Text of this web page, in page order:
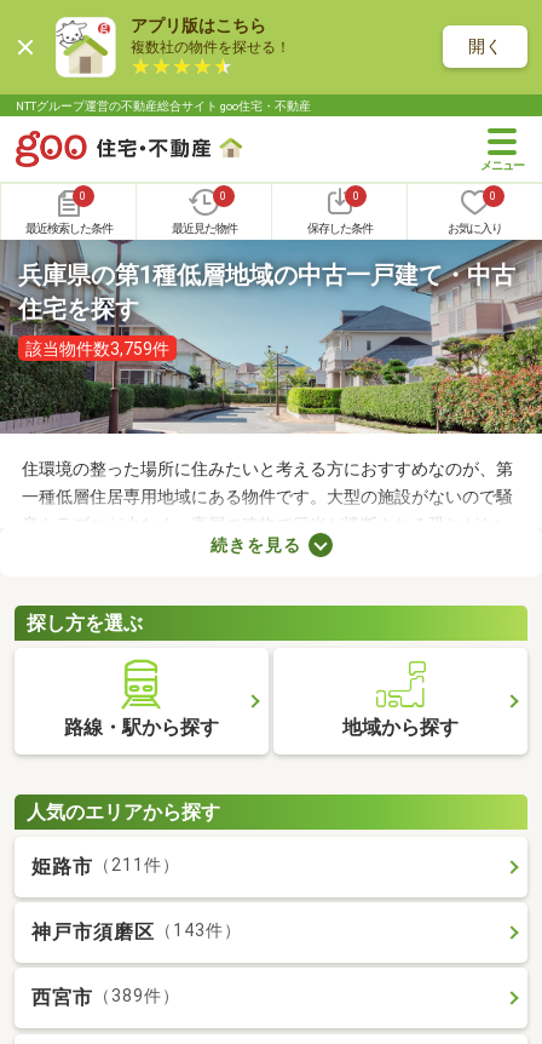
アプリ版はこちら
複数社の物件を探せる！ 開く
NTTグループ運営の不動産総合サイト goo住宅・不動産
0
最近検索した条件
0
最近見た物件
0
保存した条件
0
お気に入り
兵庫県の第1種低層地域の中古一戸建て・中古
住宅を探す
該当物件数3,759件
住環境の整った場所に住みたいと考える方におすすめなのが、第
一種低層住居専用地域にある物件です。大型の施設がないので騒
音トラブルが少なく、高層の建物で日光が遮断される恐れがない
ことから、住環境に優れたエリアです。住みやすい土地ではある
も購入費用を抑えられる中古の一戸建てを紹介します。
続きを見る
探し方を選ぶ
路線・駅から探す 地域から探す
人気のエリアから探す
姫路市 （211件）
神戸市須磨区 （143件）
西宮市 （389件）